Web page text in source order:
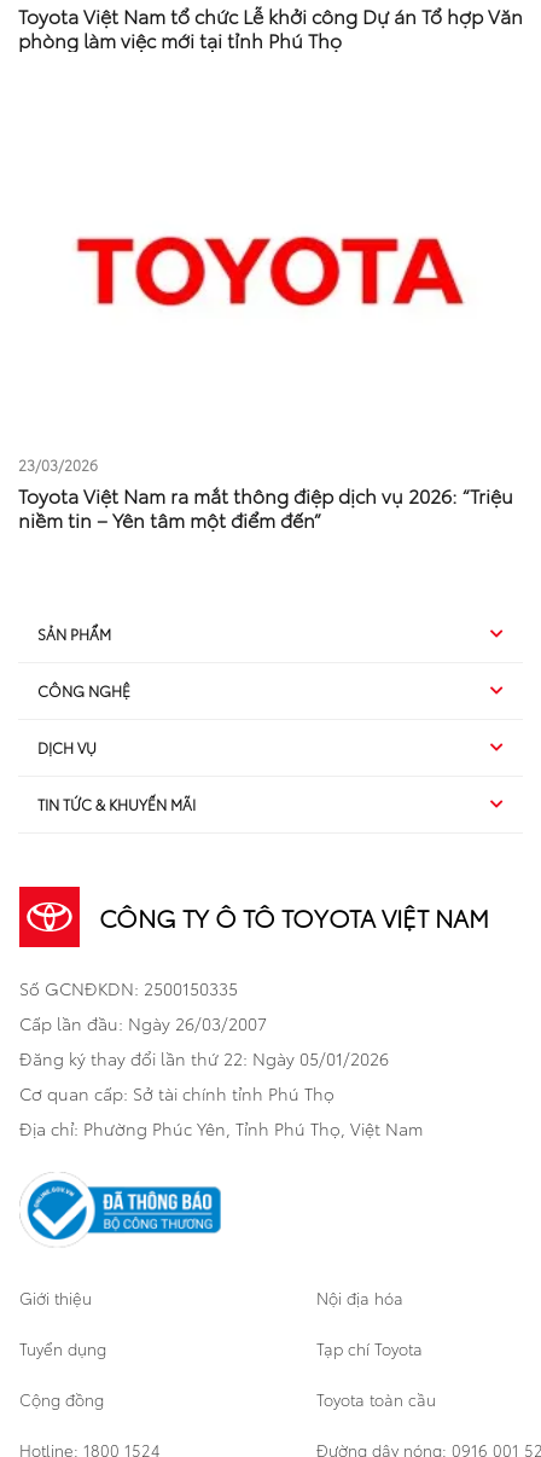
Toyota Việt Nam tổ chức Lễ khởi công Dự án Tổ hợp Văn
phòng làm việc mới tại tỉnh Phú Thọ
23/03/2026
Toyota Việt Nam ra mắt thông điệp dịch vụ 2026: “Triệu
niềm tin – Yên tâm một điểm đến”
SẢN PHẨM
Hybrid EV
SUV
Sedan
Bán tải
Hatchback
Thương mại
Khách hàng dự án
CÔNG NGHỆ
Hybrid
TSS
DỊCH VỤ
Dịch vụ sau bán hàng
Bảo hiểm Toyota
Xe đã qua sử dụng
Bảo hành mở rộng
Sản phẩm chính hãng
Cơ sở bảo hành bảo dưỡng
TIN TỨC & KHUYẾN MÃI
Khuyến mãi
Xã hội
Thông tin khác
CÔNG TY Ô TÔ TOYOTA VIỆT NAM
Số GCNĐKDN: 2500150335
Cấp lần đầu: Ngày 26/03/2007
Đăng ký thay đổi lần thứ 22: Ngày 05/01/2026
Cơ quan cấp: Sở tài chính tỉnh Phú Thọ
Địa chỉ: Phường Phúc Yên, Tỉnh Phú Thọ, Việt Nam
Giới thiệu Nội địa hóa
Tuyển dụng Tạp chí Toyota
Cộng đồng Toyota toàn cầu
Hotline: 1800 1524 Đường dây nóng: 0916 001